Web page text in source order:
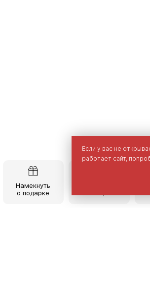
Намекнуть
о подарке
Если у вас не
работает сайт,